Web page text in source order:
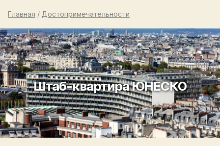
Главная / Достопримечательности
Штаб-квартира ЮНЕСКО